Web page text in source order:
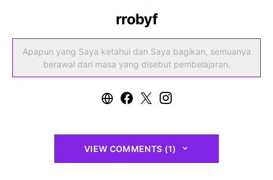
rrobyf
Apapun yang Saya ketahui dan Saya bagikan, semuanya
berawal dari masa yang disebut pembelajaran.
VIEW COMMENTS (1)